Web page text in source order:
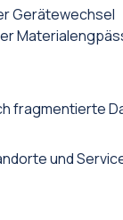
Gerätewechsel
fragmentierte
und